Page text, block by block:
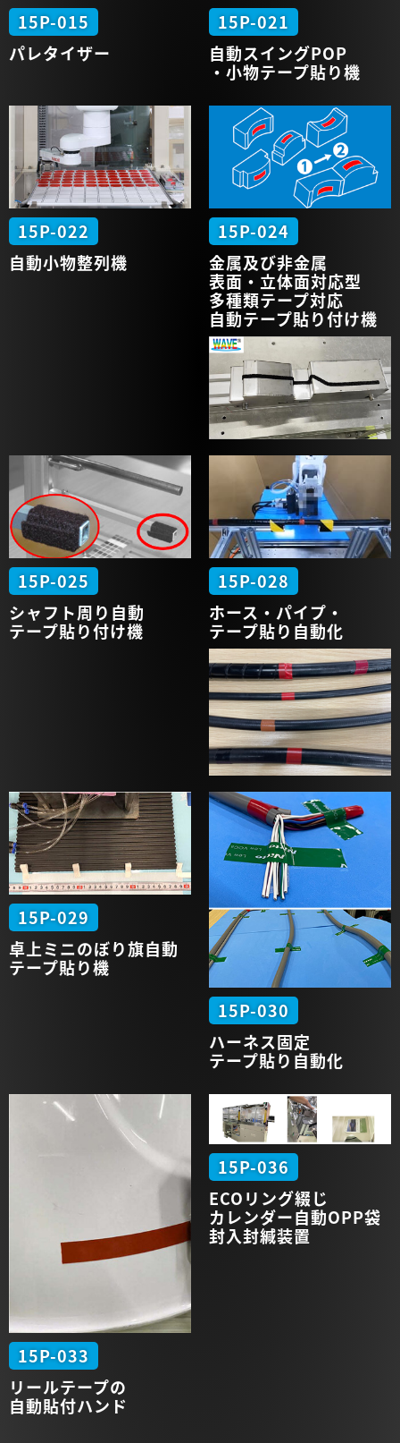
15P-015
パレタイザー
15P-021
自動スイングPOP
・小物テープ貼り機
15P-022
自動小物整列機
15P-024
金属及び非金属
表面・立体面対応型
多種類テープ対応
自動テープ貼り付け機
15P-025
シャフト周り 自動
テープ貼り付け機
15P-028
ホース・ パイプ・
テープ貼り 自動化
15P-029
卓上ミニのぼり旗自動
テープ貼り機
15P-030
ハーネス固定
テープ貼り 自動化
15P-033
リールテープの
自動貼付ハンド
15P-036
ECOリング綴じ
カレンダー自動OPP袋
封入封緘装置